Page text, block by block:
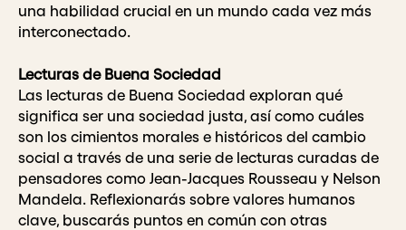
una habilidad crucial en un mundo cada vez más
interconectado.
Lecturas de Buena Sociedad
Las lecturas de Buena Sociedad exploran qué
significa ser una sociedad justa, así como cuáles
son los cimientos morales e históricos del cambio
social a través de una serie de lecturas curadas de
pensadores como Jean-Jacques Rousseau y Nelson
Mandela. Reflexionarás sobre valores humanos
clave, buscarás puntos en común con otras